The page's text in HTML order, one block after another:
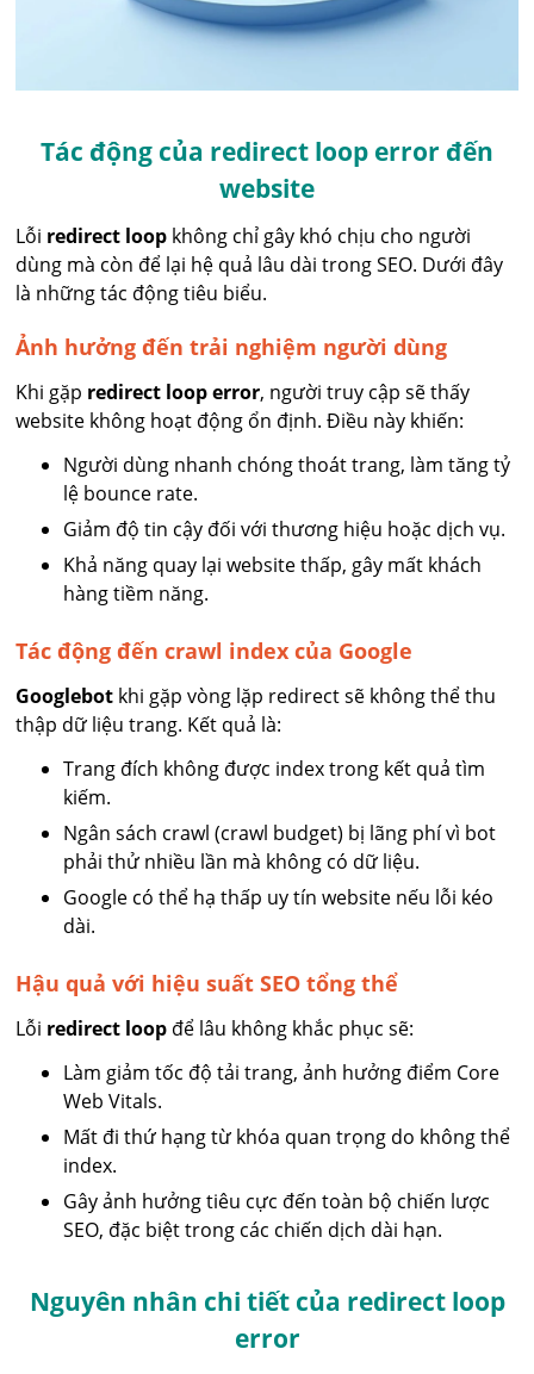
Tác động của redirect loop error đến
website
Lỗi redirect loop không chỉ gây khó chịu cho người
dùng mà còn để lại hệ quả lâu dài trong SEO. Dưới đây
là những tác động tiêu biểu.
Ảnh hưởng đến trải nghiệm người dùng
Khi gặp redirect loop error, người truy cập sẽ thấy
website không hoạt động ổn định. Điều này khiến:
Người dùng nhanh chóng thoát trang, làm tăng tỷ
lệ bounce rate.
Giảm độ tin cậy đối với thương hiệu hoặc dịch vụ.
Khả năng quay lại website thấp, gây mất khách
hàng tiềm năng.
Tác động đến crawl index của Google
Googlebot khi gặp vòng lặp redirect sẽ không thể thu
thập dữ liệu trang. Kết quả là:
Trang đích không được index trong kết quả tìm
kiếm.
Ngân sách crawl (crawl budget) bị lãng phí vì bot
phải thử nhiều lần mà không có dữ liệu.
Google có thể hạ thấp uy tín website nếu lỗi kéo
dài.
Hậu quả với hiệu suất SEO tổng thể
Lỗi redirect loop để lâu không khắc phục sẽ:
Làm giảm tốc độ tải trang, ảnh hưởng điểm Core
Web Vitals.
Mất đi thứ hạng từ khóa quan trọng do không thể
index.
Gây ảnh hưởng tiêu cực đến toàn bộ chiến lược
SEO, đặc biệt trong các chiến dịch dài hạn.
Nguyên nhân chi tiết của redirect loop
error